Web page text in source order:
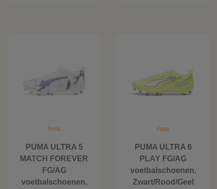
Puma
PUMA ULTRA 5
MATCH FOREVER
FG/AG
voetbalschoenen,
Puma
PUMA ULTRA 6
PLAY FG/AG
voetbalschoenen,
Zwart/Rood/Geel